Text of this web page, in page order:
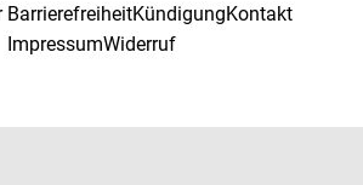
BarrierefreiheitKündigungKontakt
ImpressumWiderruf